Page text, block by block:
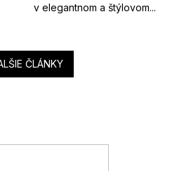
v elegantnom a štýlovom...
ČLÁNKY